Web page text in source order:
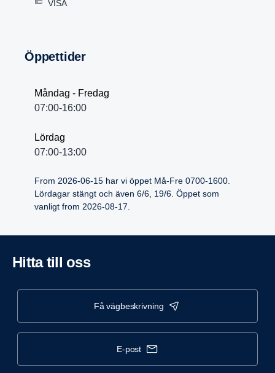
VISA
Öppet­tider
Måndag - Fredag
07:00-16:00
Lördag
07:00-13:00
From 2026-06-15 har vi öppet Må-Fre 0700-1600.
Lördagar stängt och även 6/6, 19/6. Öppet som
vanligt from 2026-08-17.
Hitta till oss
få vägbeskrivning
e-post